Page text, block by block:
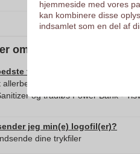
om levering af data
format til at indsende mine
resultat ved tryk på
og trådløs Power Bank -
jeg min(e) logofil(er)?
dine trykfiler
hjemmeside med vores
kan kombinere disse
indsamlet som en del af